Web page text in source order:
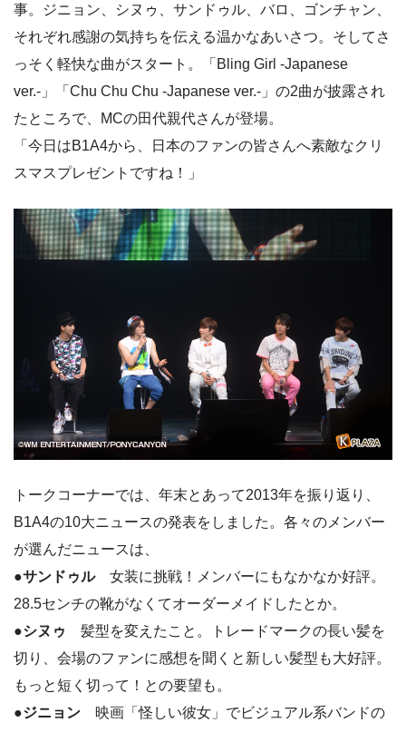
事。ジニョン、シヌゥ、サンドゥル、バロ、ゴンチャン、
それぞれ感謝の気持ちを伝える温かなあいさつ。そしてさ
っそく軽快な曲がスタート。「Bling Girl -Japanese
ver.-」「Chu Chu Chu -Japanese ver.-」の2曲が披露され
たところで、MCの田代親代さんが登場。
「今日はB1A4から、日本のファンの皆さんへ素敵なクリ
スマスプレゼントですね！」
トークコーナーでは、年末とあって2013年を振り返り、
B1A4の10大ニュースの発表をしました。各々のメンバー
が選んだニュースは、
●サンドゥル女装に挑戦！メンバーにもなかなか好評。
28.5センチの靴がなくてオーダーメイドしたとか。
●シヌゥ
髪型を変えたこと。トレードマークの長い髪を
切り、会場のファンに感想を聞くと新しい髪型も大好評。
もっと短く切って！との要望も。
●ジニョン 映画「怪しい彼女」でビジュアル系バンドの